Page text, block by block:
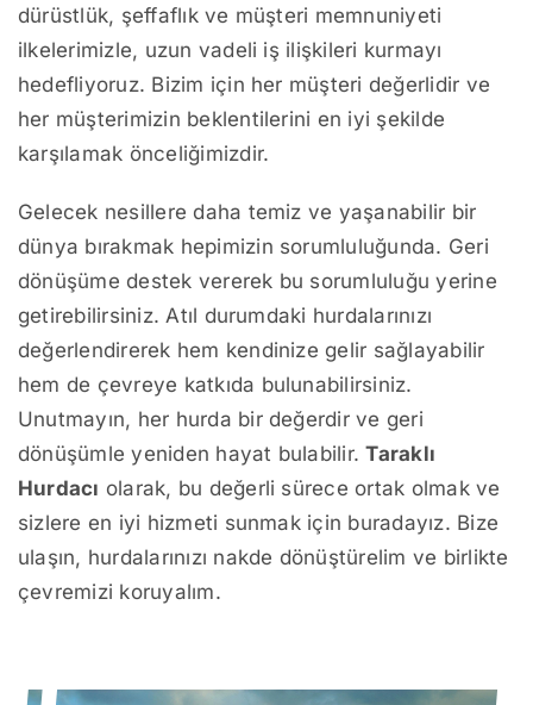
dürüstlük, şeffaflık ve müşteri memnuniyeti
ilkelerimizle, uzun vadeli iş ilişkileri kurmayı
hedefliyoruz. Bizim için her müşteri değerlidir ve
her müşterimizin beklentilerini en iyi şekilde
karşılamak önceliğimizdir.
Gelecek nesillere daha temiz ve yaşanabilir bir
dünya bırakmak hepimizin sorumluluğunda. Geri
dönüşüme destek vererek bu sorumluluğu yerine
getirebilirsiniz. Atıl durumdaki hurdalarınızı
değerlendirerek hem kendinize gelir sağlayabilir
hem de çevreye katkıda bulunabilirsiniz.
Unutmayın, her hurda bir değerdir ve geri
dönüşümle yeniden hayat bulabilir.Taraklı
Hurdacı olarak, bu değerli sürece ortak olmak ve
sizlere en iyi hizmeti sunmak için buradayız. Bize
ulaşın, hurdalarınızı nakde dönüştürelim ve birlikte
çevremizi koruyalım.